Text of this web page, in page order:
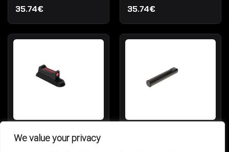
We value your privacy
35.74€ 35.74€
KMR Optovláknová Muška
6.25xD1x3 Červená